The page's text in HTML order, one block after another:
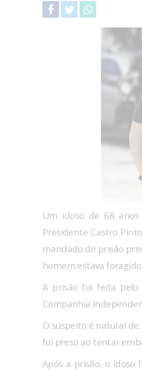
Um idoso de 68
Presidente Castro
mandado de prisão
homem estava
A prisão foi feita pelo
Companhia
O suspeito é natural de
foi preso ao tentar
Após a prisão, o idoso